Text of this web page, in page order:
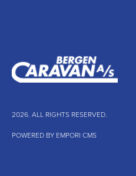
2026. ALL RIGHTS RESERVED.
POWERED BY EMPORI CMS